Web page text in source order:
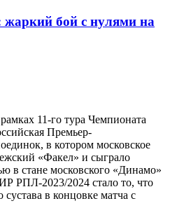
бой с нулями на
11-го тура Чемпионата
Премьер-
в котором московское
«Факел» и сыграло
в стане московского «Динамо»
РПЛ-2023/2024 стало то, что
в концовке матча с